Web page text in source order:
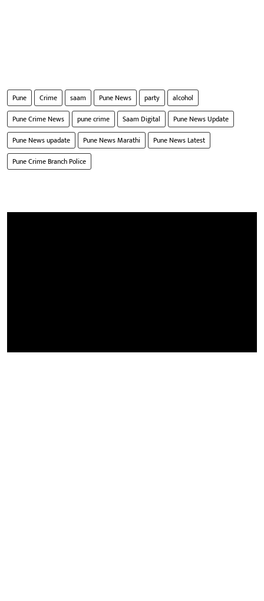
Pune Crime saam Pune News party
alcohol
Pune Crime News
pune crime Saam Digital
Pune News Update
Pune News upadate
Pune News Marathi
Pune News Latest
Pune Crime Branch Police